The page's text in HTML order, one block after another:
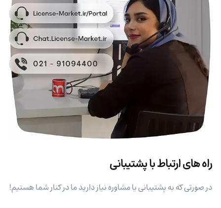
راه های ارتباط با پشتیبانی
در صورتی که به پشتیبانی یا مشاوره نیاز دارید ما در کنار شما هستیم!